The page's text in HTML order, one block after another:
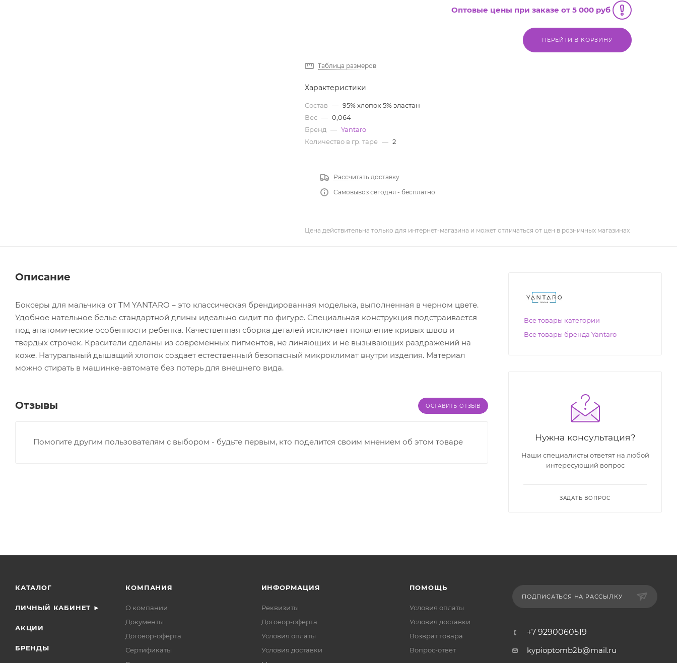
Оптовые цены при заказе от 5 000 руб
ПЕРЕЙТИ В КОРЗИНУ
Таблица размеров
Характеристики
Состав — 95% хлопок 5% эластан
Вес — 0,064
Бренд — Yantaro
Количество в гр. таре — 2
Рассчитать доставку
Самовывоз сегодня - бесплатно
Цена действительна только для интернет-магазина и может отличаться от цен в розничных магазинах
Описание
Боксеры для мальчика от ТМ YANTARO – это классическая брендированная моделька, выполненная в черном цвете.
Удобное нательное белье стандартной длины идеально сидит по фигуре. Специальная конструкция подстраивается
под анатомические особенности ребенка. Качественная сборка деталей исключает появление кривых швов и
твердых строчек. Красители сделаны из современных пигментов, не линяющих и не вызывающих раздражений на
коже. Натуральный дышащий хлопок создает естественный безопасный микроклимат внутри изделия. Материал
можно стирать в машинке-автомате без потерь для внешнего вида.
Отзывы ОСТАВИТЬ ОТЗЫВ
Помогите другим пользователям с выбором - будьте первым, кто поделится своим мнением об этом товаре
Все товары категории
Все товары бренда Yantaro
Нужна консультация?
Наши специалисты ответят на любой
интересующий вопрос
ЗАДАТЬ ВОПРОС
КАТАЛОГ
ЛИЧНЫЙ КАБИНЕТ ►
АКЦИИ
БРЕНДЫ
КОМПАНИЯ
О компании
Документы
Договор-оферта
Сертификаты
ИНФОРМАЦИЯ
Реквизиты
Договор-оферта
Условия оплаты
Условия доставки
ПОМОЩЬ
Условия оплаты
Условия доставки
Возврат товара
Вопрос-ответ
ПОДПИСАТЬСЯ НА РАССЫЛКУ
+7 9290060519
kypioptomb2b@mail.ru